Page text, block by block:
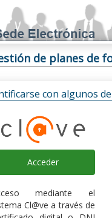
de planes de
con algunos
Acceder
mediante el
Cl@ve a través de